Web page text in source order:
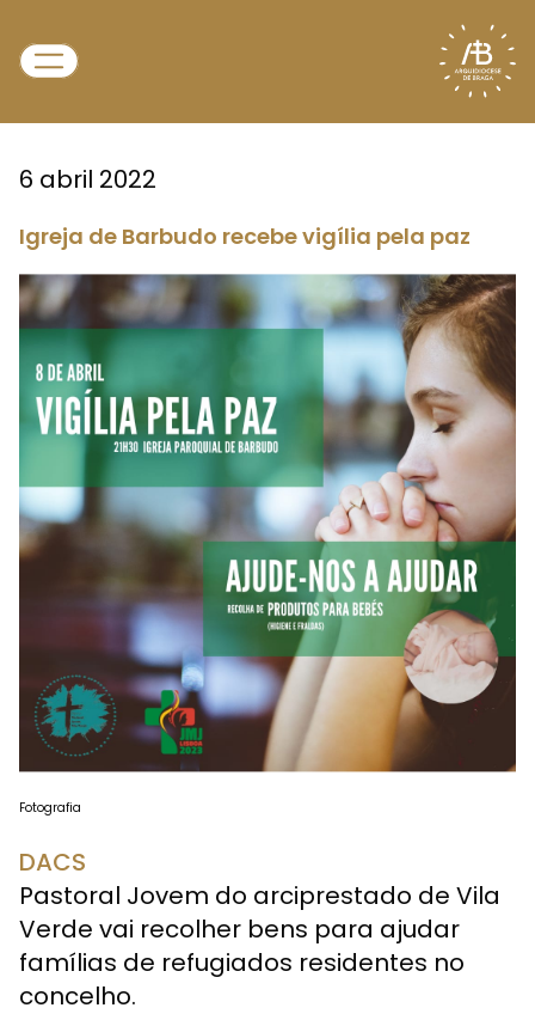
6 abril 2022
Igreja de Barbudo recebe vigília pela paz
Fotografia
DACS
Pastoral Jovem do arciprestado de Vila
Verde vai recolher bens para ajudar
famílias de refugiados residentes no
concelho.